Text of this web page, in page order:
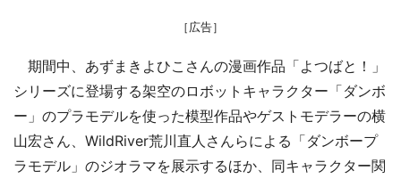
［広告］
期間中、あずまきよひこさんの漫画作品「よつばと！」
シリーズに登場する架空のロボットキャラクター「ダンボ
ー」のプラモデルを使った模型作品やゲストモデラーの横
山宏さん、WildRiver荒川直人さんらによる「ダンボープ
ラモデル」のジオラマを展示するほか、同キャラクター関